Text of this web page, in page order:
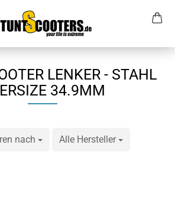
LENKER - STAHL
34.9MM
nach
nach Alle Hersteller
pro Seite